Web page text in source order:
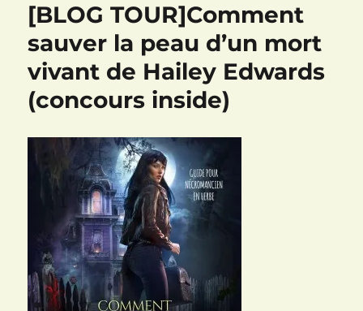
[BLOG TOUR]Comment
sauver la peau d’un mort
vivant de Hailey Edwards
(concours inside)